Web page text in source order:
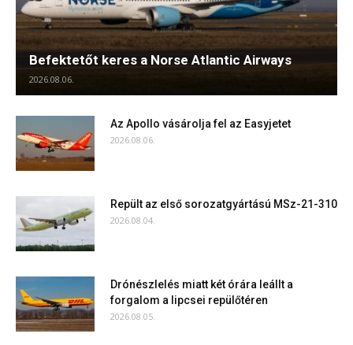
Befektetőt keres a Norse Atlantic Airways
2026.08.06.
Az Apollo vásárolja fel az Easyjetet
2026.08.06.
Repült az első sorozatgyártású MSz-21-310
2026.08.04.
Drónészlelés miatt két órára leállt a
forgalom a lipcsei repülőtéren
2026.08.05.